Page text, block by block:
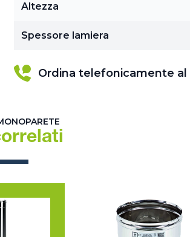
Altezza
Spessore lamiera
Ordina telefonicamente al